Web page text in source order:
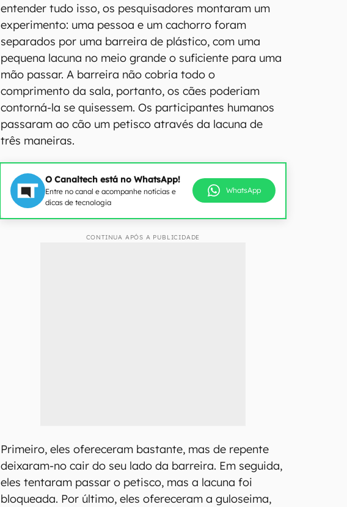
entender tudo isso, os pesquisadores montaram um
experimento: uma pessoa e um cachorro foram
separados por uma barreira de plástico, com uma
pequena lacuna no meio grande o suficiente para uma
mão passar. A barreira não cobria todo o
comprimento da sala, portanto, os cães poderiam
contorná-la se quisessem. Os participantes humanos
passaram ao cão um petisco através da lacuna de
três maneiras.
O Canaltech está no WhatsApp!
Entre no canal e acompanhe notícias e
dicas de tecnologia
WhatsApp
CONTINUA APÓS A PUBLICIDADE
Primeiro, eles ofereceram bastante, mas de repente
deixaram-no cair do seu lado da barreira. Em seguida,
eles tentaram passar o petisco, mas a lacuna foi
bloqueada. Por último, eles ofereceram a guloseima,